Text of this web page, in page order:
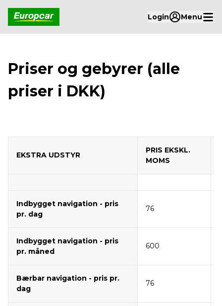
Login Menu
Priser og gebyrer (alle
priser i DKK)
EKSTRA UDSTYR
PRIS EKSKL.
MOMS
Indbygget navigation - pris
pr. dag
76
Indbygget navigation - pris
pr. måned
600
Bærbar navigation - pris pr.
dag
76